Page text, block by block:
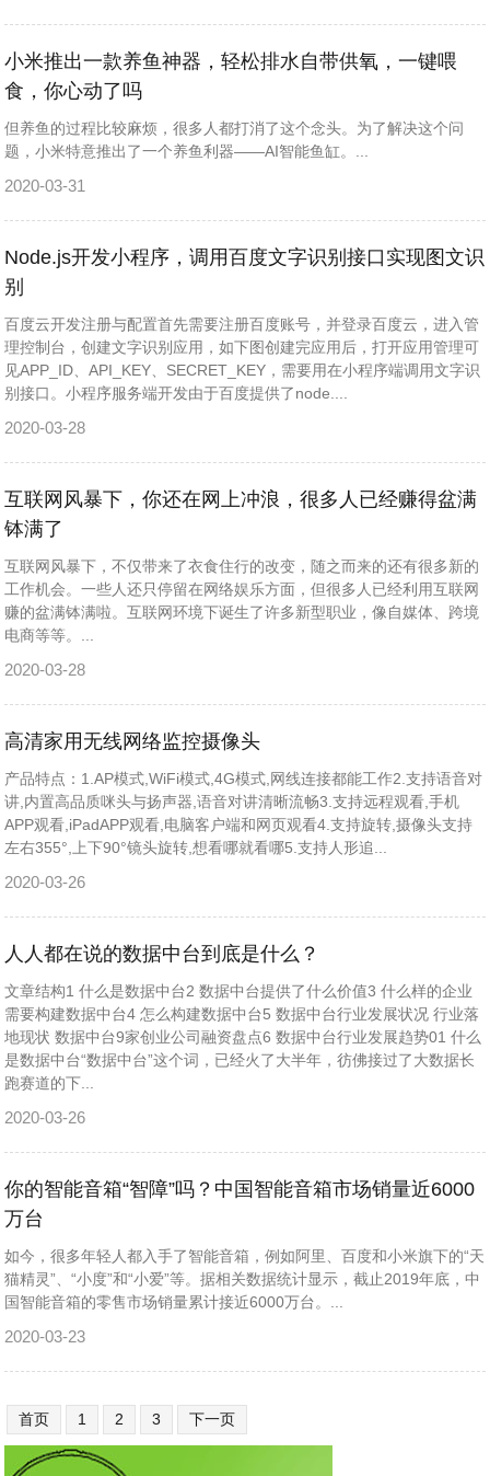
小米推出一款养鱼神器，轻松排水自带供氧，一键喂
食，你心动了吗
但养鱼的过程比较麻烦，很多人都打消了这个念头。为了解决这个问
题，小米特意推出了一个养鱼利器——AI智能鱼缸。...
2020-03-31
Node.js开发小程序，调用百度文字识别接口实现图文识
别
百度云开发注册与配置首先需要注册百度账号，并登录百度云，进入管
理控制台，创建文字识别应用，如下图创建完应用后，打开应用管理可
见APP_ID、API_KEY、SECRET_KEY，需要用在小程序端调用文字识
别接口。小程序服务端开发由于百度提供了node....
2020-03-28
互联网风暴下，你还在网上冲浪，很多人已经赚得盆满
钵满了
互联网风暴下，不仅带来了衣食住行的改变，随之而来的还有很多新的
工作机会。一些人还只停留在网络娱乐方面，但很多人已经利用互联网
赚的盆满钵满啦。互联网环境下诞生了许多新型职业，像自媒体、跨境
电商等等。...
2020-03-28
高清家用无线网络监控摄像头
产品特点：1.AP模式,WiFi模式,4G模式,网线连接都能工作2.支持语音对
讲,内置高品质咪头与扬声器,语音对讲清晰流畅3.支持远程观看,手机
APP观看,iPadAPP观看,电脑客户端和网页观看4.支持旋转,摄像头支持
左右355°,上下90°镜头旋转,想看哪就看哪5.支持人形追...
2020-03-26
人人都在说的数据中台到底是什么？
文章结构1 什么是数据中台2 数据中台提供了什么价值3 什么样的企业
需要构建数据中台4 怎么构建数据中台5 数据中台行业发展状况 行业落
地现状 数据中台9家创业公司融资盘点6 数据中台行业发展趋势01 什么
是数据中台“数据中台”这个词，已经火了大半年，彷佛接过了大数据长
跑赛道的下...
2020-03-26
你的智能音箱“智障”吗？中国智能音箱市场销量近6000
万台
​如今，很多年轻人都入手了智能音箱，例如阿里、百度和小米旗下的“天
猫精灵”、“小度”和“小爱”等。据相关数据统计显示，截止2019年底，中
国智能音箱的零售市场销量累计接近6000万台。...
2020-03-23
首页 1 2 3 下一页